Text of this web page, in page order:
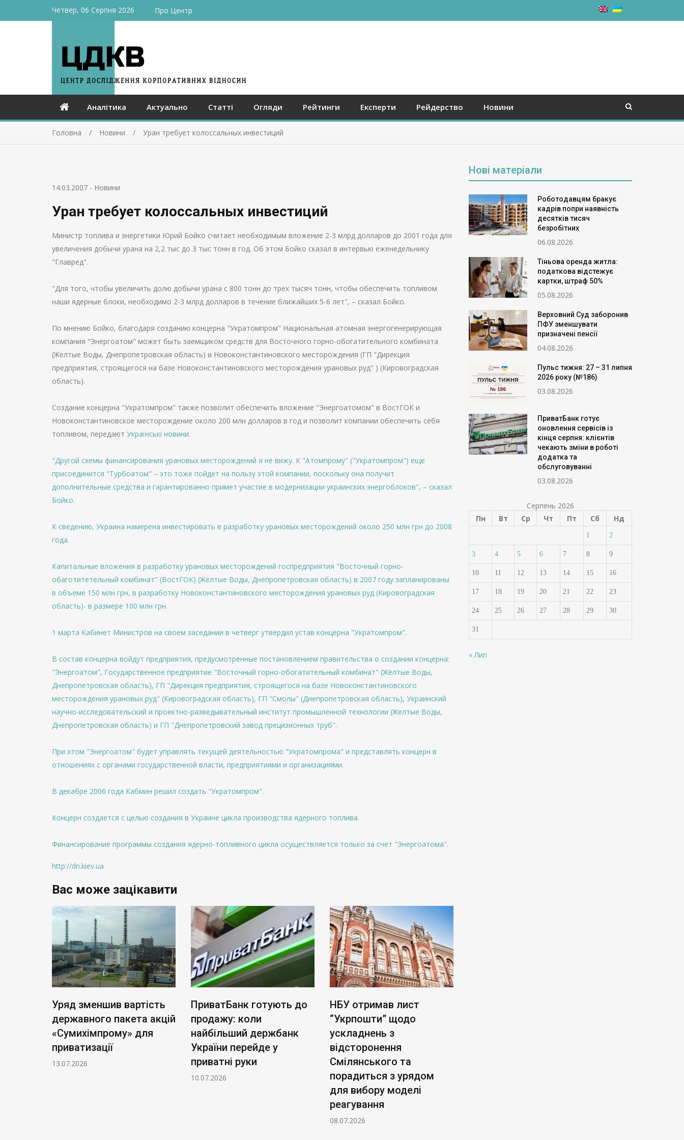
Четвер, 06 Серпня 2026 Про Центр
Аналітика Актуально Статті Огляди Рейтинги Експерти Рейдерство Новини
Головна Новини Уран требует колоссальных инвестиций
14.03.2007 - Новини
Уран требует колоссальных инвестиций
Министр топлива и энергетики Юрий Бойко считает необходимым вложение 2-3 млрд долларов до 2001 года для
увеличения добычи урана на 2,2 тыс до 3 тыс тонн в год. Об этом Бойко сказал в интервью еженедельнику
"Главред".
"Для того, чтобы увеличить долю добычи урана с 800 тонн до трех тысяч тонн, чтобы обеспечить топливом
наши ядерные блоки, необходимо 2-3 млрд долларов в течение ближайших 5-6 лет", – сказал Бойко.
По мнению Бойко, благодаря созданию концерна "Укратомпром" Национальная атомная энергогенерирующая
компания "Энергоатом" может быть заемщиком средств для Восточного горно-обогатительного комбината
(Желтые Воды, Днепропетровская область) и Новоконстантиновского месторождения (ГП "Дирекция
предприятия, строящегося на базе Новоконстантиновского месторождения урановых руд" ) (Кировоградская
область).
Создание концерна "Укратомпром" также позволит обеспечить вложение "Энергоатомом" в ВостГОК и
Новоконстантиновское месторождение около 200 млн долларов в год и позволит компании обеспечить себя
топливом, передают Українські новини.
"Другой схемы финансирования урановых месторождений я не вижу. К "Атомпрому" ("Укратомпром") еще
присоединится "Турбоатом" – это тоже пойдет на пользу этой компании, поскольку она получит
дополнительные средства и гарантированно примет участие в модернизации украинских энергоблоков", – сказал
Бойко.
К сведению, Украина намерена инвестировать в разработку урановых месторождений около 250 млн грн до 2008
года.
Капитальные вложения в разработку урановых месторождений госпредприятия "Восточный горно-
обаготитетельный комбинат" (ВостГОК) (Жёлтые Воды, Днепропетровская область) в 2007 году запланированы
в объеме 150 млн грн, в разработку Новоконстантиновского месторождения урановых руд (Кировоградская
область)- в размере 100 млн грн.
1 марта Кабинет Министров на своем заседании в четверг утвердил устав концерна "Укратомпром".
В состав концерна войдут предприятия, предусмотренные постановлением правительства о создании концерна:
"Энергоатом", Государственное предприятие "Восточный горно-обогатительный комбинат" (Жёлтые Воды,
Днепропетровская область), ГП "Дирекция предприятия, строящегося на базе Новоконстантиновского
месторождения урановых руд" (Кировоградская область), ГП "Смолы" (Днепропетровская область), Украинский
научно-исследовательский и проектно-разведывательный институт промышленной технологии (Желтые Воды,
Днепропетровская область) и ГП "Днепропетровский завод прецизионных труб".
При этом "Энергоатом" будет управлять текущей деятельностью "Укратомпрома" и представлять концерн в
отношениях с органами государственной власти, предприятиями и организациями.
В декабре 2006 года Кабмин решил создать "Укратомпром".
Концерн создается с целью создания в Украине цикла производства ядерного топлива.
Финансирование программы создания ядерно-топливного цикла осуществляется только за счет "Энергоатома".
http://dn.kiev.ua
Вас може зацікавити
Уряд зменшив вартість
державного пакета акцій
«Сумихімпрому» для
приватизації
13.07.2026
ПриватБанк готують до
продажу: коли
найбільший держбанк
України перейде у
приватні руки
10.07.2026
НБУ отримав лист
“Укрпошти” щодо
ускладнень з
відсторонення
Смілянського та
порадиться з урядом
для вибору моделі
реагування
08.07.2026
Нові матеріали
Роботодавцям бракує
кадрів попри наявність
десятків тисяч
безробітних
06.08.2026
Тіньова оренда житла:
податкова відстежує
картки, штраф 50%
05.08.2026
Верховний Суд заборонив
ПФУ зменшувати
призначені пенсії
04.08.2026
Пульс тижня: 27 – 31 липня
2026 року (№186)
03.08.2026
ПриватБанк готує
оновлення сервісів із
кінця серпня: клієнтів
чекають зміни в роботі
додатка та
обслуговуванні
03.08.2026
Серпень 2026
Пн
Вт Ср Чт Пт Сб Нд
1 2
3 4 5 6 7 8 9
10 11 12 13 14 15 16
17 18 19 20 21 22 23
24 25 26 27 28 29 30
31
« Лип